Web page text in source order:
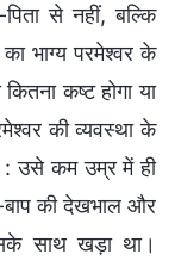
से नहीं, बल्कि
भाग्य परमेश्वर के
कष्ट होगा या
की व्यवस्था के
: उसे कम उम्र में ही
बाप की देखभाल और
साथ खड़ा था।